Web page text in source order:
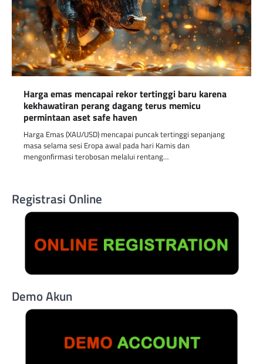
Harga emas mencapai rekor tertinggi baru karena
kekhawatiran perang dagang terus memicu
permintaan aset safe haven
Harga Emas (XAU/USD) mencapai puncak tertinggi sepanjang
masa selama sesi Eropa awal pada hari Kamis dan
mengonfirmasi terobosan melalui rentang…
Registrasi Online
Demo Akun